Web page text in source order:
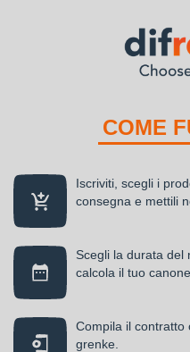
COME
Iscriviti, scegli i
consegna e mettili
Scegli la durata del
calcola il tuo
Compila il contratto
grenke.